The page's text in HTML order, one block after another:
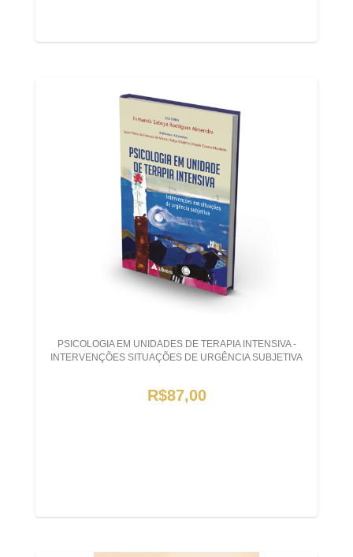
PSICOLOGIA EM UNIDADES DE TERAPIA INTENSIVA -
INTERVENÇÕES SITUAÇÕES DE URGÊNCIA SUBJETIVA
R$87,00